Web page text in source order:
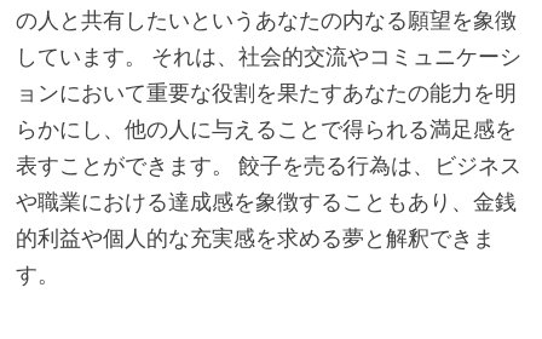
の人と共有したいというあなたの内なる願望を象徴
しています。 それは、社会的交流やコミュニケーシ
ョンにおいて重要な役割を果たすあなたの能力を明
らかにし、他の人に与えることで得られる満足感を
表すことができます。 餃子を売る行為は、ビジネス
や職業における達成感を象徴することもあり、金銭
的利益や個人的な充実感を求める夢と解釈できま
す。